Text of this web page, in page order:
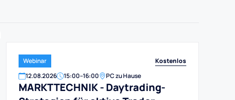
Webinar
Kostenlos
12.08.2026 15:00–16:00 PC zu Hause
MARKTTECHNIK - Daytrading-